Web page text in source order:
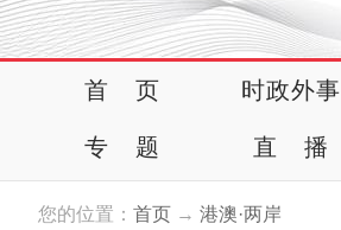
首 页 时政外事
专 题 直 播
您的位置： 首页 → 港澳·两岸